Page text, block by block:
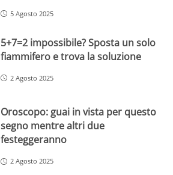
5 Agosto 2025
5+7=2 impossibile? Sposta un solo
fiammifero e trova la soluzione
2 Agosto 2025
Oroscopo: guai in vista per questo
segno mentre altri due
festeggeranno
2 Agosto 2025